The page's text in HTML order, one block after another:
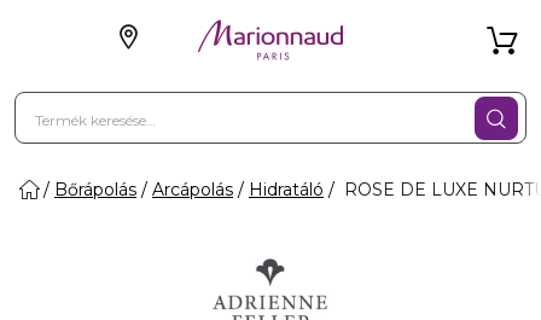
Bőrápolás Arcápolás Hidratáló ROSE DE LUXE